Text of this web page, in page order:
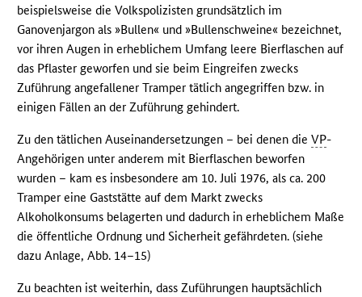
beispielsweise die Volkspolizisten grundsätzlich im
Ganovenjargon als »Bullen« und »Bullenschweine« bezeichnet,
vor ihren Augen in erheblichem Umfang leere Bierflaschen auf
das Pflaster geworfen und sie beim Eingreifen zwecks
Zuführung angefallener Tramper tätlich angegriffen bzw. in
einigen Fällen an der Zuführung gehindert.
Zu den tätlichen Auseinandersetzungen – bei denen dieVP-
Angehörigen unter anderem mit Bierflaschen beworfen
wurden – kam es insbesondere am 10. Juli 1976, als ca. 200
Tramper eine Gaststätte auf dem Markt zwecks
Alkoholkonsums belagerten und dadurch in erheblichem Maße
die öffentliche Ordnung und Sicherheit gefährdeten. (siehe
dazu Anlage, Abb. 14–15)
Zu beachten ist weiterhin, dass Zuführungen hauptsächlich